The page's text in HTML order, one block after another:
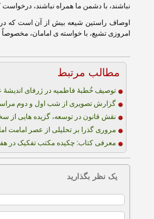
نباشند، با دشمن ما همراه نباشند،
اوصاف راستین شیعه بیش از آن است که
امروزی تشیع، با خواسته ی امامان،
مطالب مرتبط
توصیف خُطبۀ فاطمیه در ژرفای
گزارش تصویری از شب اول و دوم
نقش قانون در توسعه، گزیده هایی از
مروری گذرا بر تحلیلی از عصر امامت
معرفی کتاب: چکیده مکتب تفکیک در
یک نظر بگذارید